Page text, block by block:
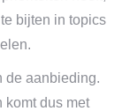
bijten in topics
de aanbieding.
komt dus met